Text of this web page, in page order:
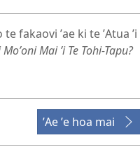
fakaovi ʼae ki te ʼAtua ʼi
Moʼoni Mai ʼi Te Tohi-Tapu?
ʼAe ʼe hoa mai